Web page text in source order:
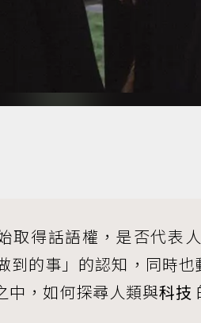
取得話語權，是否代表
到的事」的認知，同時
中，如何探尋人類與科技